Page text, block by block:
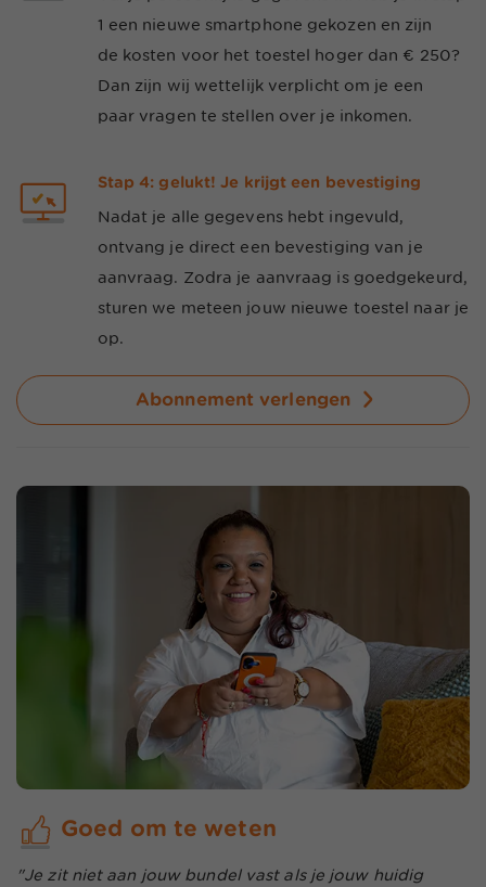
1 een nieuwe smartphone gekozen en zijn
de kosten voor het toestel hoger dan € 250?
Dan zijn wij wettelijk verplicht om je een
paar vragen te stellen over je inkomen.
Stap 4: gelukt! Je krijgt een bevestiging
Nadat je alle gegevens hebt ingevuld,
ontvang je direct een bevestiging van je
aanvraag. Zodra je aanvraag is goedgekeurd,
sturen we meteen jouw nieuwe toestel naar je
op.
Abonnement verlengen
Goed om te weten
"Je zit niet aan jouw bundel vast als je jouw huidig